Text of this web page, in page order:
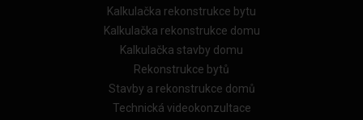
Kalkulačka rekonstrukce bytu
Kalkulačka rekonstrukce domu
Kalkulačka stavby domu
Rekonstrukce bytů
Stavby a rekonstrukce domů
Technická videokonzultace